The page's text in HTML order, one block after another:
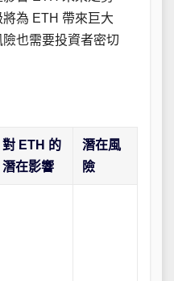
為 ETH 帶來巨大
也需要投資者密切
對 ETH 的
潛在影響
潛在風
險